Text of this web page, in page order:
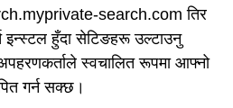
search.com तिर
इन्स्टल हुँदा सेटिङहरू उल्टाउनु
स्वचालित रूपमा आफ्नो
गर्न सक्छ।